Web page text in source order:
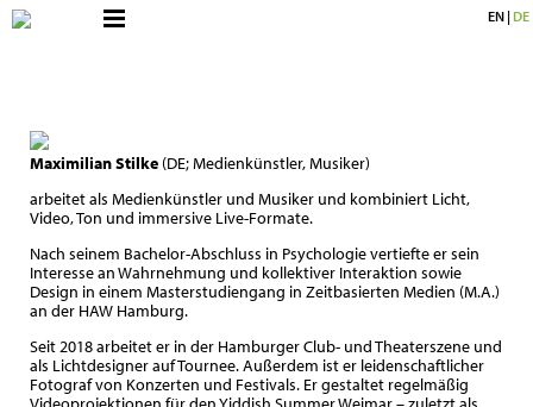
EN |DE
Maximilian Stilke (DE; Medienkünstler, Musiker)
arbeitet als Medienkünstler und Musiker und kombiniert Licht,
Video, Ton und immersive Live-Formate.
Nach seinem Bachelor-Abschluss in Psychologie vertiefte er sein
Interesse an Wahrnehmung und kollektiver Interaktion sowie
Design in einem Masterstudiengang in Zeitbasierten Medien (M.A.)
an der HAW Hamburg.
Seit 2018 arbeitet er in der Hamburger Club- und Theaterszene und
als Lichtdesigner auf Tournee. Außerdem ist er leidenschaftlicher
Fotograf von Konzerten und Festivals. Er gestaltet regelmäßig